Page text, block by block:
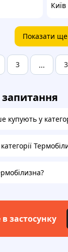
Київ
Показати ще
3 ...
купують у
застосунку